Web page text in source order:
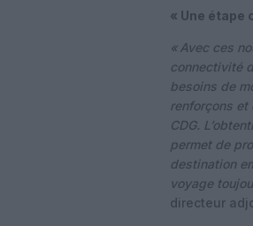
« Une étape
« Avec ces
connectivité
besoins de
renforçons
CDG.
permet de
destination
voyage
directeur